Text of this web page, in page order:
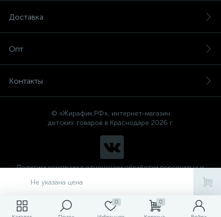
0 0
Не указана цена
Доставка
Опт
Контакты
© «Жирафик.РФ», интернет-магазин
детских товаров в Краснодаре 2026 г.
Политика компании в отношении обработки персональных